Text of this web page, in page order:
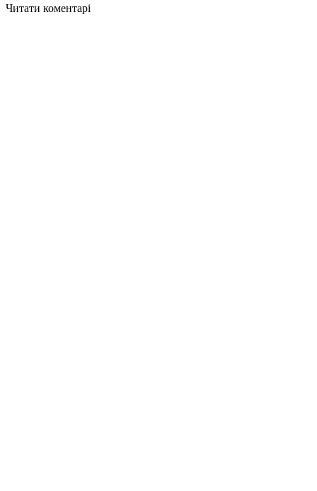
Читати коментарі